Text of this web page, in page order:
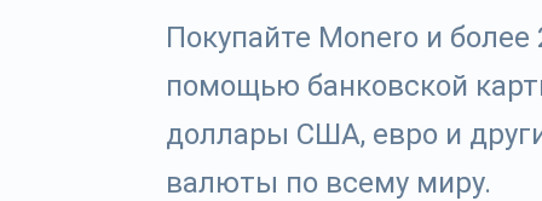
Покупайте Monero и более
помощью банковской
доллары США, евро и
валюты по всему миру.